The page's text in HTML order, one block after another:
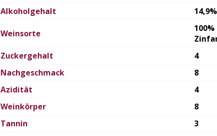
Alkoholgehalt
14,9%
Weinsorte
100%
Zuckergehalt
4
Nachgeschmack
8
Azidität
4
Weinkörper
8
Tannin
3